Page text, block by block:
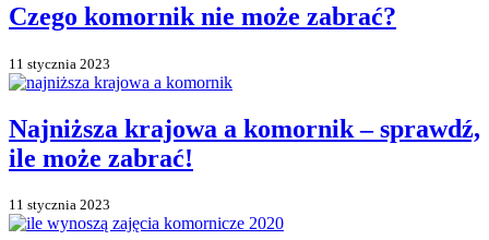
Czego komornik nie może zabrać?
11 stycznia 2023
Najniższa krajowa a komornik – sprawdź,
ile może zabrać!
11 stycznia 2023